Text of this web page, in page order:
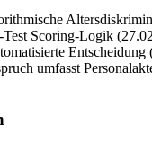
Test Scoring-Logik
Entscheidung
umfasst